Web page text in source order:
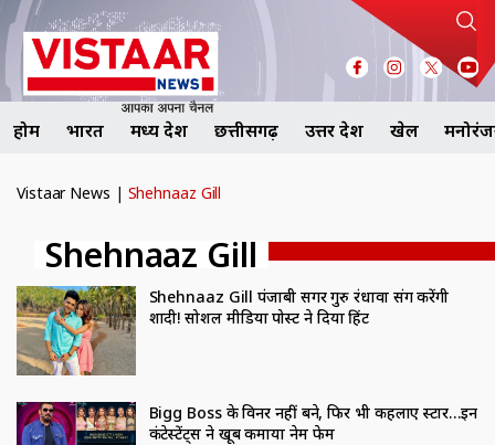
होम भारत मध्य प्रदेश छत्तीसगढ़ उत्तर प्रदेश खेल
Vistaar News | Shehnaaz Gill
Shehnaaz Gill
Shehnaaz Gill पंजाबी सिंगर गुरु रंधावा संग करेंगी
शादी! सोशल मीडिया पोस्ट ने दिया हिंट
Bigg Boss के विनर नहीं बने, फिर भी कहलाए स्टार…इन
कंटेस्टेंट्स ने खूब कमाया नेम फेम